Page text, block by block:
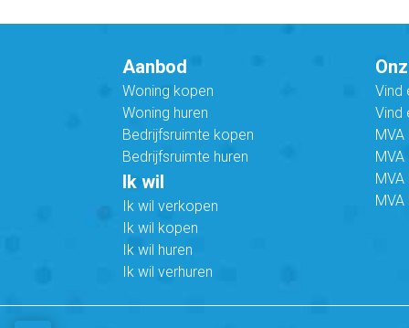
Aanbod
Woning kopen
Woning huren
Bedrijfsruimte kopen
Bedrijfsruimte huren
Ik wil
Ik wil verkopen
Ik wil kopen
Ik wil huren
Ik wil verhuren
Vind
Vind